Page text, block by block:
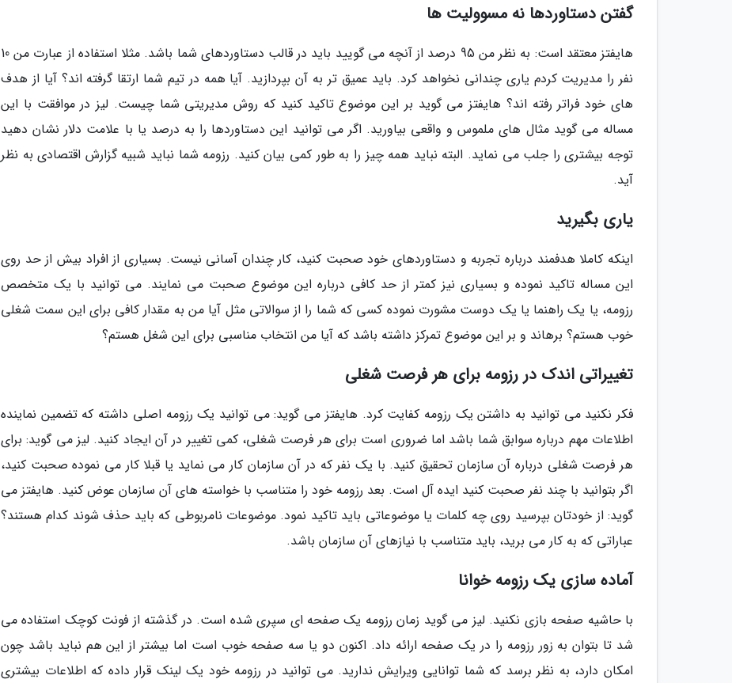
گفتن دستاوردها نه مسوولیت ها
هایفتز معتقد است: به نظر من 95 درصد از آنچه می گویید باید در قالب دستاوردهای شما باشد. مثلا استفاده از عبارت من 10
نفر را مدیریت کردم یاری چندانی نخواهد کرد. باید عمیق تر به آن بپردازید. آیا همه در تیم شما ارتقا گرفته اند؟ آیا از هدف
های خود فراتر رفته اند؟ هایفتز می گوید بر این موضوع تاکید کنید که روش مدیریتی شما چیست. لیز در موافقت با این
مساله می گوید مثال های ملموس و واقعی بیاورید. اگر می توانید این دستاوردها را به درصد یا با علامت دلار نشان دهید
توجه بیشتری را جلب می نماید. البته نباید همه چیز را به طور کمی بیان کنید. رزومه شما نباید شبیه گزارش اقتصادی به نظر
آید.
یاری بگیرید
اینکه کاملا هدفمند درباره تجربه و دستاوردهای خود صحبت کنید، کار چندان آسانی نیست. بسیاری از افراد بیش از حد روی
این مساله تاکید نموده و بسیاری نیز کمتر از حد کافی درباره این موضوع صحبت می نمایند. می توانید با یک متخصص
رزومه، یا یک راهنما یا یک دوست مشورت نموده کسی که شما را از سوالاتی مثل آیا من به مقدار کافی برای این سمت شغلی
خوب هستم؟ برهاند و بر این موضوع تمرکز داشته باشد که آیا من انتخاب مناسبی برای این شغل هستم؟
تغییراتی اندک در رزومه برای هر فرصت شغلی
فکر نکنید می توانید به داشتن یک رزومه کفایت کرد. هایفتز می گوید: می توانید یک رزومه اصلی داشته که تضمین نماینده
اطلاعات مهم درباره سوابق شما باشد اما ضروری است برای هر فرصت شغلی، کمی تغییر در آن ایجاد کنید. لیز می گوید: برای
هر فرصت شغلی درباره آن سازمان تحقیق کنید. با یک نفر که در آن سازمان کار می نماید یا قبلا کار می نموده صحبت کنید،
اگر بتوانید با چند نفر صحبت کنید ایده آل است. بعد رزومه خود را متناسب با خواسته های آن سازمان عوض کنید. هایفتز می
گوید: از خودتان بپرسید روی چه کلمات یا موضوعاتی باید تاکید نمود. موضوعات نامربوطی که باید حذف شوند کدام هستند؟
عباراتی که به کار می برید، باید متناسب با نیازهای آن سازمان باشد.
آماده سازی یک رزومه خوانا
با حاشیه صفحه بازی نکنید. لیز می گوید زمان رزومه یک صفحه ای سپری شده است. در گذشته از فونت کوچک استفاده می
شد تا بتوان به زور رزومه را در یک صفحه ارائه داد. اکنون دو یا سه صفحه خوب است اما بیشتر از این هم نباید باشد چون
امکان دارد، به نظر برسد که شما توانایی ویرایش ندارید. می توانید در رزومه خود یک لینک قرار داده که اطلاعات بیشتری